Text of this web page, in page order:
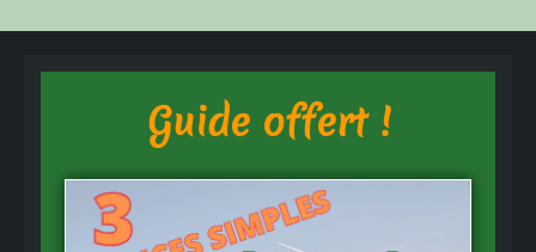
Guide offert !